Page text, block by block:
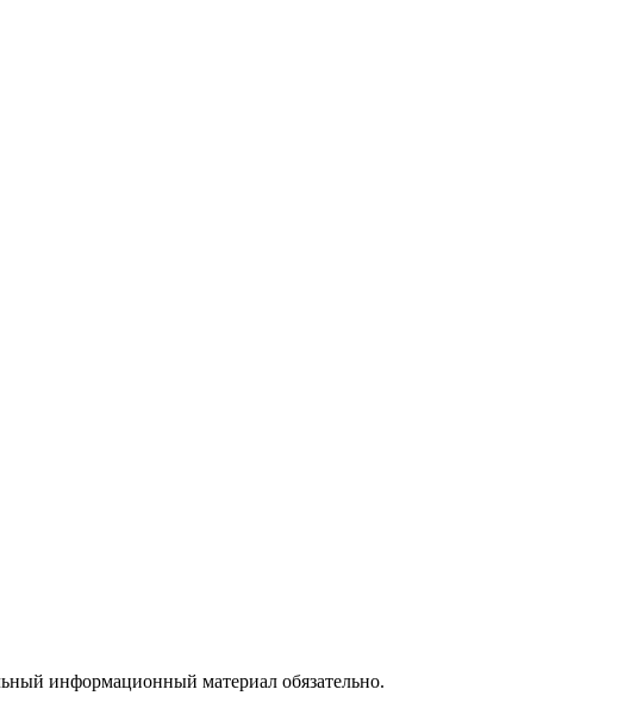
информационный материал обязательно.